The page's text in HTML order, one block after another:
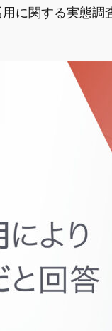
に関する実態調